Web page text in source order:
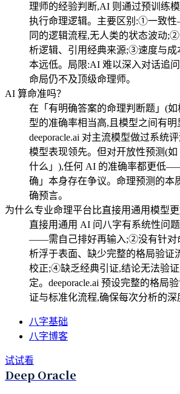
理师的经验判断,AI 则通过预训练
执行命理逻辑。主要区别:①一致
同的逻辑流程,无人类的状态波动
析逻辑、引用经典来源;③速度与
本远低。局限:AI 难以深入对话追
命局仍不及顶级命理师。
AI 算命准吗？
在「有明确答案的命理判断题」(
型的准确率相当高,且模型之间有
deeporacle.ai 对主流模型做过系统
模型表现领先。但对开放性预测(如
什么」),任何 AI 的准确率都更低
确」本身存在争议。命理预测的本
确预言。
为什么专业命理平台比直接用通用模型更
直接用通用 AI 问八字有系统性问
——需自己排好再输入;②没有针对
析浮于表面、缺少完整的格局验
校正;④缺乏经典引证,结论无法验
定。deeporacle.ai 预设完整的格局
证与标准化流程,确保每次分析的深
八字基础
八字博客
试试看
Deep Oracle